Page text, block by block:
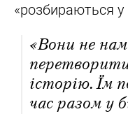
«розбираються у
«Вони не
історію. Їм
час разом у